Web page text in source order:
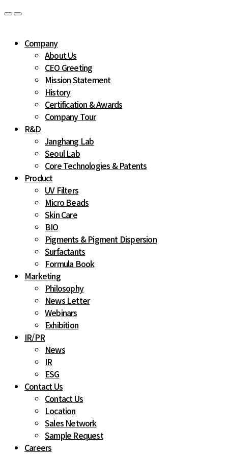
Company
About Us
CEO Greeting
Mission Statement
History
Certification & Awards
Company Tour
R&D
Janghang Lab
Seoul Lab
Core Technologies & Patents
Product
UV Filters
Micro Beads
Skin Care
BIO
Pigments & Pigment Dispersion
Surfactants
Formula Book
Marketing
Philosophy
News Letter
Webinars
Exhibition
IR/PR
News
IR
ESG
Contact Us
Contact Us
Location
Sales Network
Sample Request
Careers